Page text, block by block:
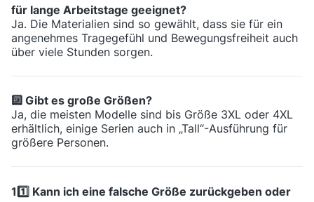
für lange Arbeitstage geeignet?
Ja. Die Materialien sind so gewählt, dass sie für ein
angenehmes Tragegefühl und Bewegungsfreiheit auch
über viele Stunden sorgen.
🔟 Gibt es große Größen?
Ja, die meisten Modelle sind bis Größe 3XL oder 4XL
erhältlich, einige Serien auch in „Tall“-Ausführung für
größere Personen.
11️⃣ Kann ich eine falsche Größe zurückgeben oder